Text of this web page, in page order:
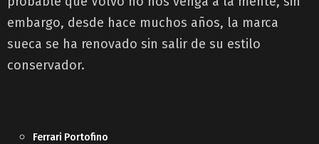
embargo, desde hace muchos años, la marca
sueca se ha renovado sin salir de su estilo
conservador.
Ferrari Portofino